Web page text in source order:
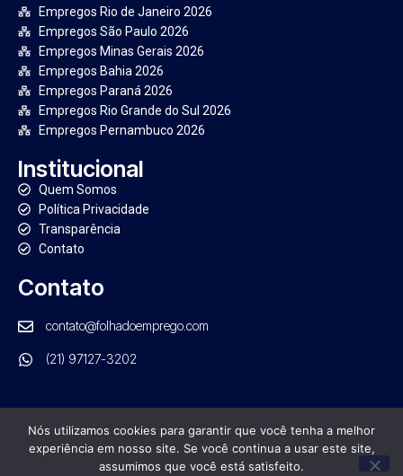
Empregos Rio de Janeiro 2026
Empregos São Paulo 2026
Empregos Minas Gerais 2026
Empregos Bahia 2026
Empregos Paraná 2026
Empregos Rio Grande do Sul 2026
Empregos Pernambuco 2026
Institucional
Quem Somos
Política Privacidade
Transparência
Contato
Contato
contato@folhadoemprego.com
(21) 97127-3202
PORTAL FOLHA DO EMPREGO. TODOS OS DIREITOS RESERVADOS
GRUPO NRB DE COMUNICAÇÃO | CNPJ: 21.554.570/0001-01
Nós utilizamos cookies para garantir que você tenha a melhor
experiência em nosso site. Se você continua a usar este site,
assumimos que você está satisfeito.